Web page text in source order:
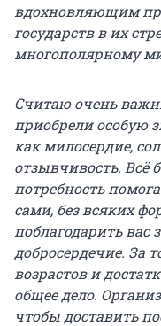
вдохновляющим
государств в их
многополярному
Считаю очень
приобрели особую
как милосердие,
отзывчивость. Всё
потребность
сами, без всяких
поблагодарить вас
добросердечие. За
возрастов и
общее дело.
чтобы доставить